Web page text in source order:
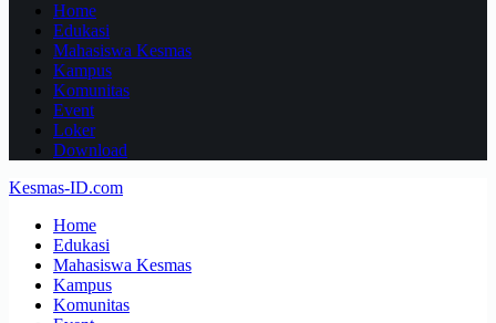
Home
Edukasi
Mahasiswa Kesmas
Kampus
Komunitas
Event
Loker
Download
Kesmas-ID.com
Home
Edukasi
Mahasiswa Kesmas
Kampus
Komunitas